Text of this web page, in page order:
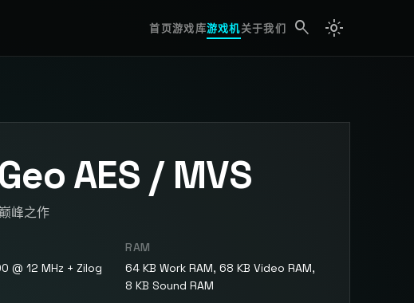
首页游戏库游戏机关于我们 search light_mode
AES / MVS
峰之作
@ 12 MHz + Zilog
RAM
64 KB Work RAM, 68 KB Video RAM,
8 KB Sound RAM